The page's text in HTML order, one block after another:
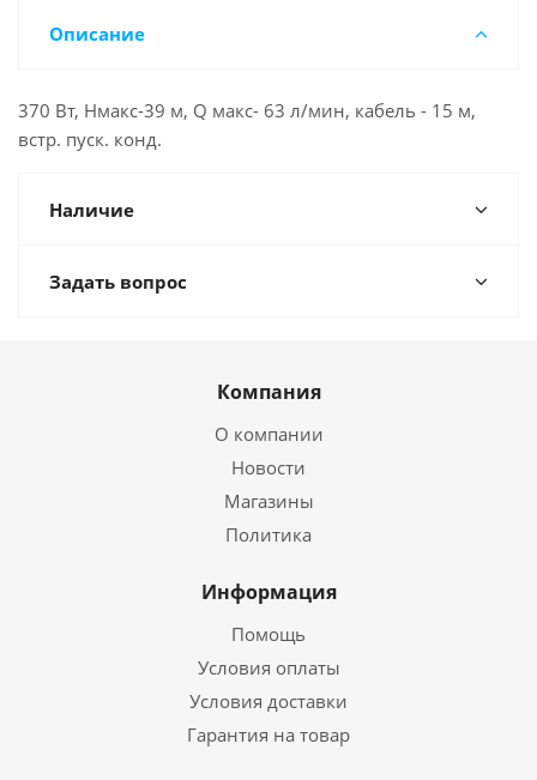
Описание
370 Вт, Нмакс-39 м, Q макс- 63 л/мин, кабель - 15 м,
встр. пуск. конд.
Наличие
Задать вопрос
Компания
О компании
Новости
Магазины
Политика
Информация
Помощь
Условия оплаты
Условия доставки
Гарантия на товар